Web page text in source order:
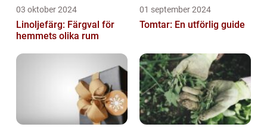
03 oktober 2024
Linoljefärg: Färgval för
hemmets olika rum
01 september 2024
Tomtar: En utförlig guide